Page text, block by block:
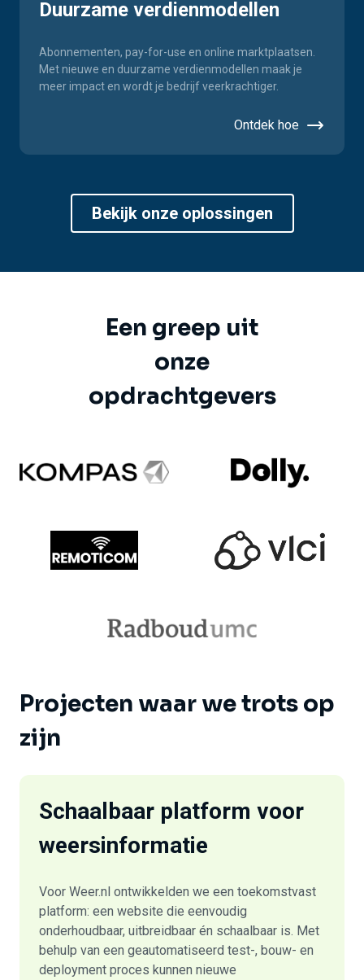
Duurzame verdienmodellen
Abonnementen, pay-for-use en online marktplaatsen.
Met nieuwe en duurzame verdienmodellen maak je
meer impact en wordt je bedrijf veerkrachtiger.
Ontdek hoe
Bekijk onze oplossingen
Een greep uit
onze
opdrachtgevers
Projecten waar we trots op
zijn
Schaalbaar platform voor
weersinformatie
Voor Weer.nl ontwikkelden we een toekomstvast
platform: een website die eenvoudig
onderhoudbaar, uitbreidbaar én schaalbaar is. Met
behulp van een geautomatiseerd test-, bouw- en
deployment proces kunnen nieuwe